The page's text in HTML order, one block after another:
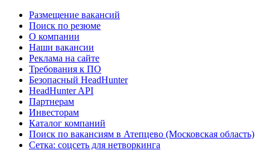
Размещение вакансий
Поиск по резюме
О компании
Наши вакансии
Реклама на сайте
Требования к ПО
Безопасный HeadHunter
HeadHunter API
Партнерам
Инвесторам
Каталог компаний
Поиск по вакансиям в Атепцево (Московская область)
Сетка: соцсеть для нетворкинга